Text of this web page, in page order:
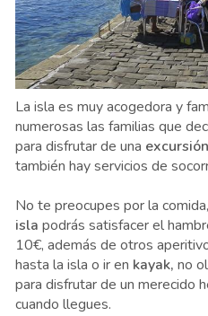
La isla es muy acogedora y
numerosas las familias que
para disfrutar de una
también hay servicios de
No te preocupes por la
isla podrás satisfacer el
10€, además de otros
hasta la isla o ir en kayak, no
para disfrutar de un merecido
cuando llegues.